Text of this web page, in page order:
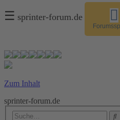
☰ sprinter-forum.de
Zum Inhalt
sprinter-forum.de